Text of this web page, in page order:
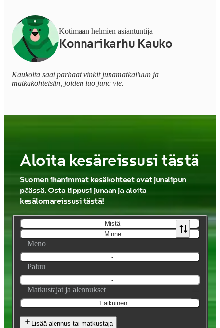
Kotimaan helmien asiantuntija
Konnarikarhu Kauko
Kaukolta saat parhaat vinkit junamatkailuun ja
matkakohteisiin, joiden luo juna vie.
Aloita kesäreissusi tästä
Suomen ihanimmat kesäkohteet ovat junalipun
päässä. Osta lippusi junaan ja aloita
kesälomareissusi tästä!
Mistä
Minne
Meno
-
Paluu
-
Matkustajat ja alennukset
1 aikuinen
Lisää alennus tai matkustaja